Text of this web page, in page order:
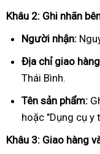
Khâu 2: Ghi nhãn
Người nhận:
Địa chỉ giao
Thái Bình.
Tên sản phẩm:
hoặc "Dụng cụ y
Khâu 3: Giao hàng